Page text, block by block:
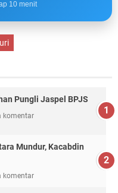
10 menit
Pungli Jaspel BPJS
komentar
Mundur, Kacabdin
komentar